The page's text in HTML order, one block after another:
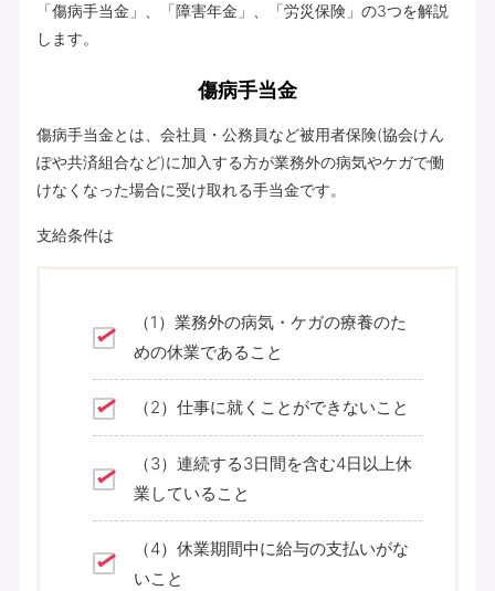
「傷病手当金」、「障害年金」、「労災保険」の3つを解説
します。
傷病手当金
傷病手当金とは、会社員・公務員など被用者保険(協会けん
ぽや共済組合など)に加入する方が業務外の病気やケガで働
けなくなった場合に受け取れる手当金です。
支給条件は
（1）業務外の病気・ケガの療養のた
めの休業であること
（2）仕事に就くことができないこと
（3）連続する3日間を含む4日以上休
業していること
（4）休業期間中に給与の支払いがな
いこと